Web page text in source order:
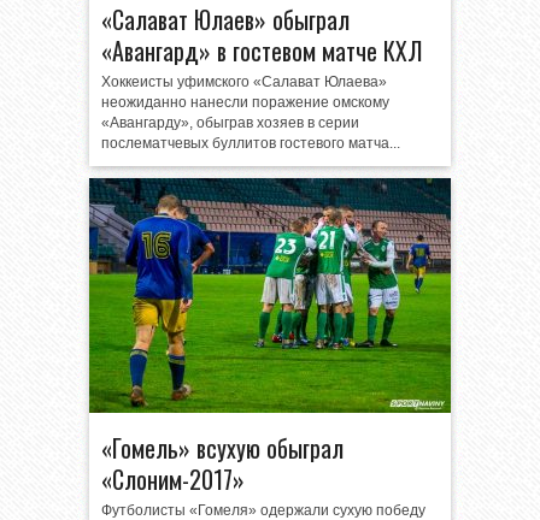
«Салават Юлаев» обыграл
«Авангард» в гостевом матче КХЛ
Хоккеисты уфимского «Салават Юлаева»
неожиданно нанесли поражение омскому
«Авангарду», обыграв хозяев в серии
послематчевых буллитов гостевого матча...
«Гомель» всухую обыграл
«Слоним-2017»
Футболисты «Гомеля» одержали сухую победу